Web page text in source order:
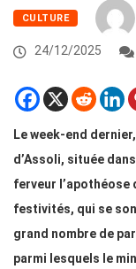
CULTURE
24/12/2025
Le week-end
d’Assoli, située
ferveur l’apothéose
festivités, qui se
grand nombre de
parmi lesquels le